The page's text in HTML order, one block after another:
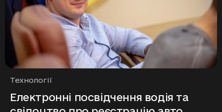
Рубрики
Технології
Електронні посвідчення водія та